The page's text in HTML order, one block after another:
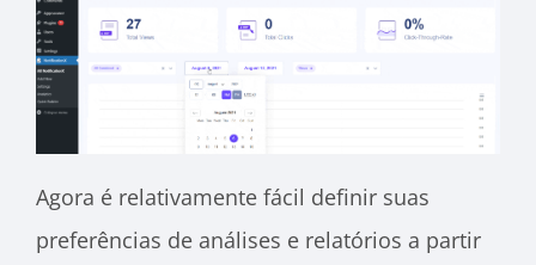
Agora é relativamente fácil definir suas
preferências de análises e relatórios a partir